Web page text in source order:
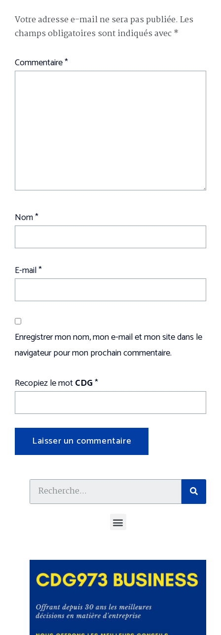
Votre adresse e-mail ne sera pas publiée. Les
champs obligatoires sont indiqués avec*
Commentaire*
Nom*
E-mail*
Enregistrer mon nom, mon e-mail et mon site dans le
navigateur pour mon prochain commentaire.
Recopiez le motCDG*